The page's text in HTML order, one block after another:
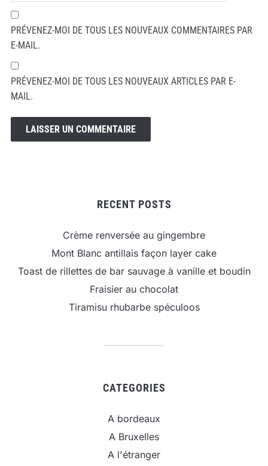
PRÉVENEZ-MOI DE TOUS LES NOUVEAUX COMMENTAIRES PAR
E-MAIL.
PRÉVENEZ-MOI DE TOUS LES NOUVEAUX ARTICLES PAR E-
MAIL.
RECENT POSTS
Crème renversée au gingembre
Mont Blanc antillais façon layer cake
Toast de rillettes de bar sauvage à vanille et boudin
Fraisier au chocolat
Tiramisu rhubarbe spéculoos
CATEGORIES
A bordeaux
A Bruxelles
A l'étranger